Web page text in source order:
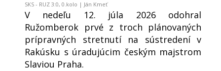
SKS - RUZ 3:0, 0.kolo | Ján Kmeť
V nedeľu 12. júla 2026 odohral
Ružomberok prvé z troch plánovaných
prípravných stretnutí na sústredení v
Rakúsku s úradujúcim českým majstrom
Slaviou Praha.